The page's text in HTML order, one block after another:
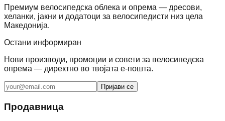
Премиум велосипедска облека и опрема — дресови,
хеланки, јакни и додатоци за велосипедисти низ цела
Македонија.
Остани информиран
Нови производи, промоции и совети за велосипедска
опрема — директно во твојата е-пошта.
Пријави се
Продавница